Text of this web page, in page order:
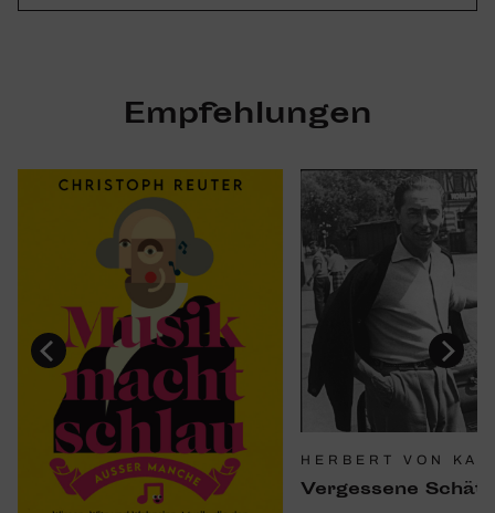
Empfehlungen
HERBERT VON
Verges­sene